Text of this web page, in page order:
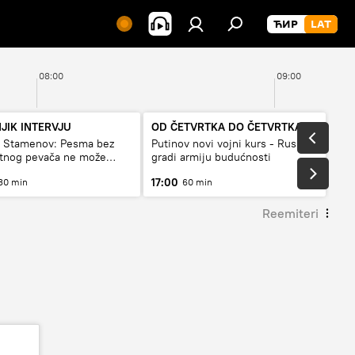
08:00 09:00
INTERVJU
Stamenov: Pesma bez
pevača ne može
min
OD ČETVRTKA DO ČETVRTKA
Putinov novi vojni kurs - Rusija
gradi armiju budućnosti
17:00 60 min
Reemiteri